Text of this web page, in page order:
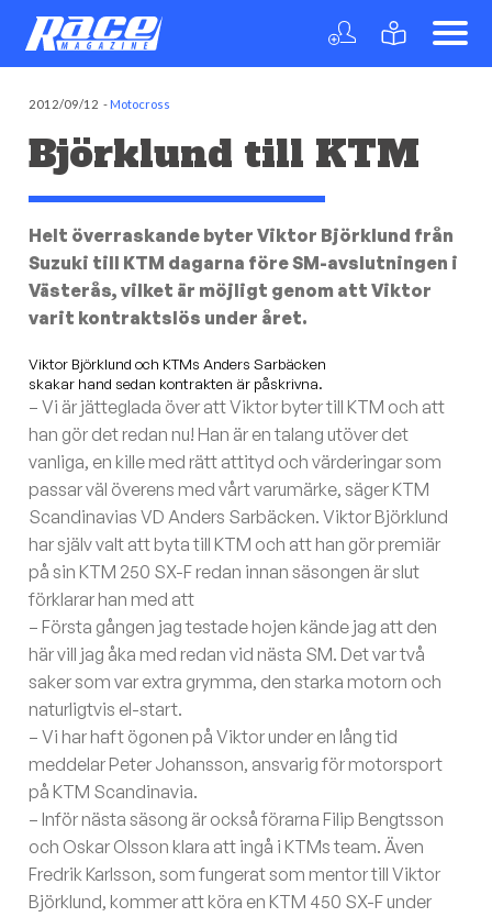
2012/09/12 -Motocross
Björklund till KTM
Helt överraskande byter Viktor Björklund från
Suzuki till KTM dagarna före SM-avslutningen i
Västerås, vilket är möjligt genom att Viktor
varit kontraktslös under året.
Viktor Björklund och KTMs Anders Sarbäcken
skakar hand sedan kontrakten är påskrivna.
– Vi är jätteglada över att Viktor byter till KTM och att
han gör det redan nu! Han är en talang utöver det
vanliga, en kille med rätt attityd och värderingar som
passar väl överens med vårt varumärke, säger KTM
Scandinavias VD Anders Sarbäcken. Viktor Björklund
har själv valt att byta till KTM och att han gör premiär
på sin KTM 250 SX-F redan innan säsongen är slut
förklarar han med att
– Första gången jag testade hojen kände jag att den
här vill jag åka med redan vid nästa SM. Det var två
saker som var extra grymma, den starka motorn och
naturligtvis el-start.
– Vi har haft ögonen på Viktor under en lång tid
meddelar Peter Johansson, ansvarig för motorsport
på KTM Scandinavia.
– Inför nästa säsong är också förarna Filip Bengtsson
och Oskar Olsson klara att ingå i KTMs team. Även
Fredrik Karlsson, som fungerat som mentor till Viktor
Björklund, kommer att köra en KTM 450 SX-F under